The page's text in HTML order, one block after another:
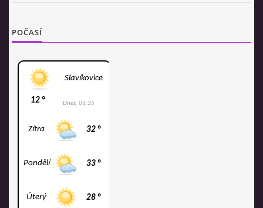
POČASÍ